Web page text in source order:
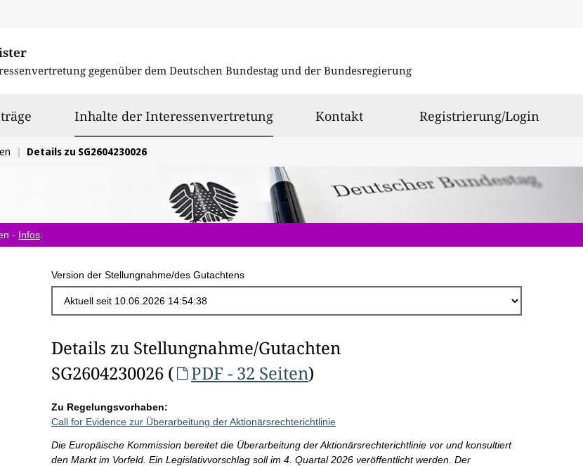
gegenüber dem Deutschen Bundestag und der Bundesregierung
Inhalte der Interessenvertretungausgewählt
Kontakt Registrierung/Login
Details zu SG2604230026
- Infos
Version der Stellungnahme/des Gutachtens
Details zu Stellungnahme/Gutachten
SG2604230026 (
PDF - 32 Seiten)
Zu Regelungsvorhaben:
Call for Evidence zur Überarbeitung der Aktionärsrechterichtlinie
Die Europäische Kommission bereitet die Überarbeitung der Aktionärsrechterichtlinie vor und konsultiert
den Markt im Vorfeld. Ein Legislativvorschlag soll im 4. Quartal 2026 veröffentlicht werden. Der